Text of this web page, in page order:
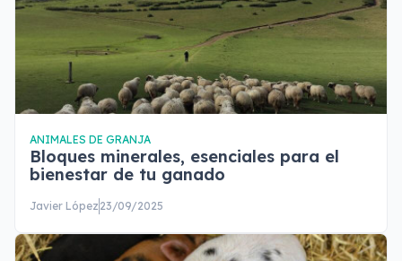
ANIMALES DE GRANJA
Bloques minerales, esenciales para el
bienestar de tu ganado
Javier López 23/09/2025